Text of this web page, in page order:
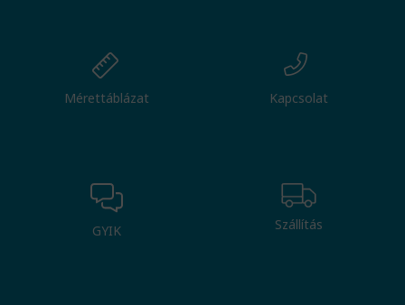
Mérettáblázat Kapcsolat
GYIK Szállítás